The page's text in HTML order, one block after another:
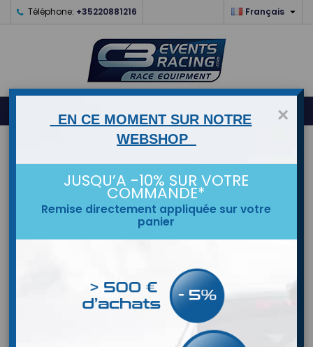
Téléphone: +35220881216 Français 
  ×
EN CE MOMENT SUR NOTRE
WEBSHOP
JUSQU’A -10% SUR VOTRE
COMMANDE*
Remise directement appliquée sur votre
panier